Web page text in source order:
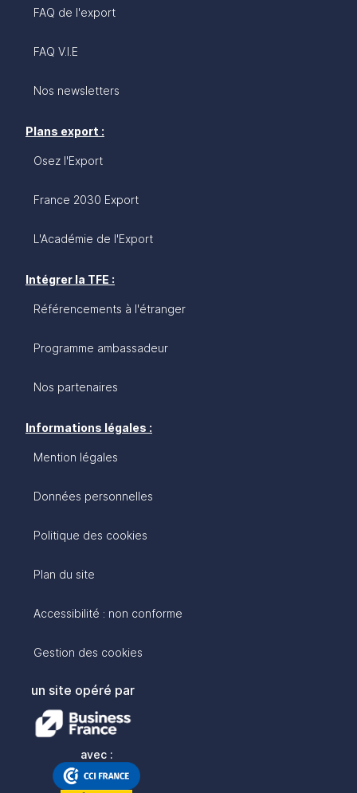
FAQ de l'export
FAQ V.I.E
Nos newsletters
Plans export :
Osez l'Export
France 2030 Export
L'Académie de l'Export
Intégrer la TFE :
Référencements à l'étranger
Programme ambassadeur
Nos partenaires
Informations légales :
Mention légales
Données personnelles
Politique des cookies
Plan du site
Accessibilité : non conforme
Gestion des cookies
un site opéré par
avec :